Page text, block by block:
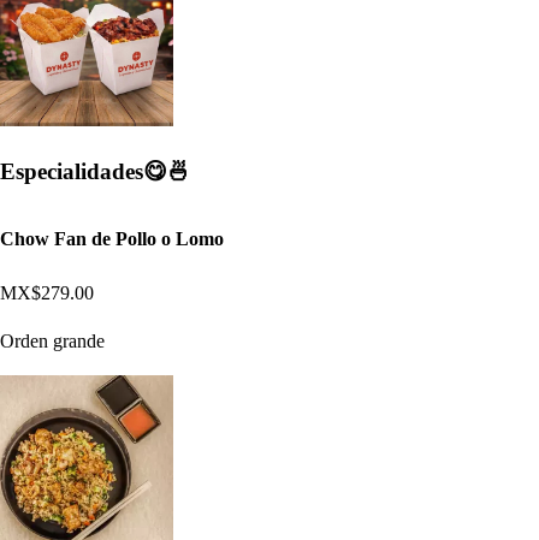
Especialidades😋🍜
Chow Fan de Pollo o Lomo
MX$279.00
Orden grande